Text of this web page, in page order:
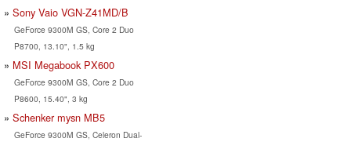
Sony Vaio VGN-Z41MD/B
GeForce 9300M GS, Core 2 Duo
P8700, 13.10", 1.5 kg
MSI Megabook PX600
GeForce 9300M GS, Core 2 Duo
P8600, 15.40", 3 kg
Schenker mysn MB5
GeForce 9300M GS, Celeron Dual-